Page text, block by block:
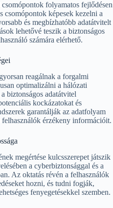
folyamatos fejlődésen
csomópontok képesek kezelni a
és megbízhatóbb adatátvitelt
lehetővé teszik a biztonságos
számára elérhető.
reagálnak a forgalmi
optimalizálni a hálózati
biztonságos adatátvitel
kockázatokat és
garantálják az adatfolyam
érzékeny információit.
megértése kulcsszerepet játszik
a cyberbiztonsággal és a
Az oktatás révén a felhasználók
hozni, és tudni fogják,
fenyegetésekkel szemben.